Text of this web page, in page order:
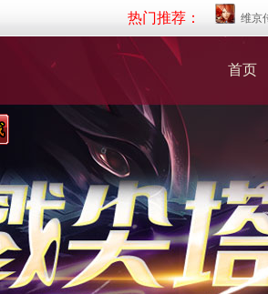
热门推荐： 维京
首页